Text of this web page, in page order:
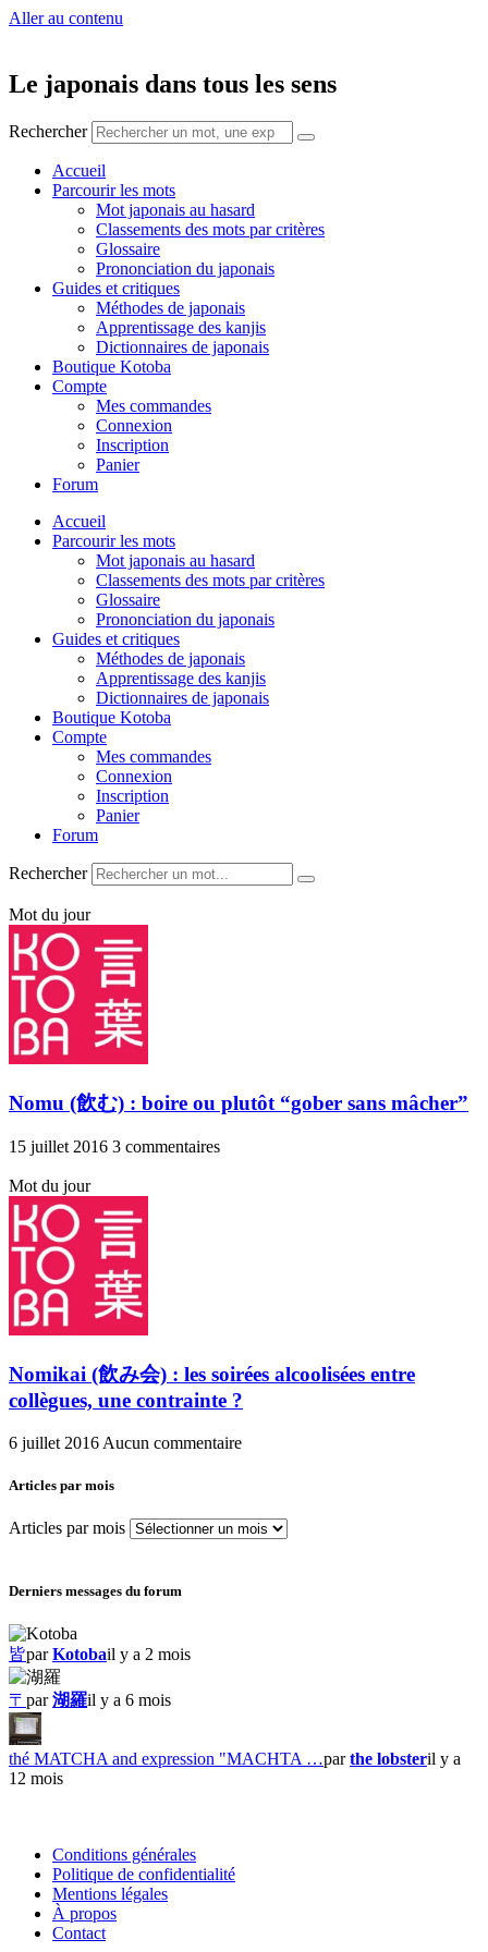
Aller au contenu
Le japonais dans tous les sens
Rechercher
Accueil
Parcourir les mots
Mot japonais au hasard
Classements des mots par critères
Glossaire
Prononciation du japonais
Guides et critiques
Méthodes de japonais
Apprentissage des kanjis
Dictionnaires de japonais
Boutique Kotoba
Compte
Mes commandes
Connexion
Inscription
Panier
Forum
Accueil
Parcourir les mots
Mot japonais au hasard
Classements des mots par critères
Glossaire
Prononciation du japonais
Guides et critiques
Méthodes de japonais
Apprentissage des kanjis
Dictionnaires de japonais
Boutique Kotoba
Compte
Mes commandes
Connexion
Inscription
Panier
Forum
Rechercher
Mot du jour
Nomu (飲む) : boire ou plutôt “gober sans mâcher”
15 juillet 2016 3 commentaires
Mot du jour
Nomikai (飲み会) : les soirées alcoolisées entre
collègues, une contrainte ?
6 juillet 2016 Aucun commentaire
Articles par mois
Articles par mois
Derniers messages du forum
皆parKotobail y a 2 mois
〒 par湖羅il y a 6 mois
thé MATCHA and expression "MACHTA …parthe lobsteril y a
12 mois
Conditions générales
Politique de confidentialité
Mentions légales
À propos
Contact